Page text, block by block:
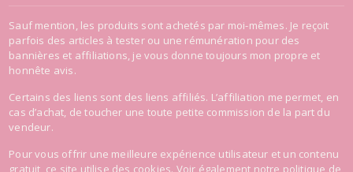
Sauf mention, les produits sont achetés par moi-mêmes. Je reçoit
parfois des articles à tester ou une rémunération pour des
bannières et affiliations, je vous donne toujours mon propre et
honnête avis.
Certains des liens sont des liens affiliés. L’affiliation me permet, en
cas d’achat, de toucher une toute petite commission de la part du
vendeur.
Pour vous offrir une meilleure expérience utilisateur et un contenu
gratuit, ce site utilise des cookies. Voir également notre politique de